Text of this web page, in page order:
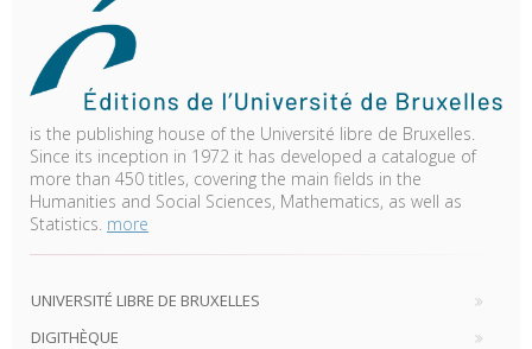
is the publishing house of the Université libre de Bruxelles.
Since its inception in 1972 it has developed a catalogue of
more than 450 titles, covering the main fields in the
Humanities and Social Sciences, Mathematics, as well as
Statistics. more
UNIVERSITÉ LIBRE DE BRUXELLES
DIGITHÈQUE